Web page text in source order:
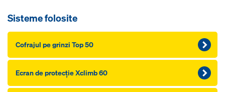
Sisteme folosite
Cofrajul pe grinzi Top 50
Ecran de protecție Xclimb 60